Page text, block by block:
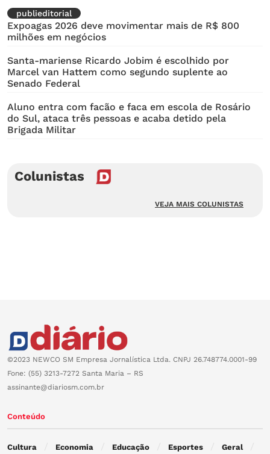
publieditorial
Expoagas 2026 deve movimentar mais de R$ 800
milhões em negócios
Santa-mariense Ricardo Jobim é escolhido por
Marcel van Hattem como segundo suplente ao
Senado Federal
Aluno entra com facão e faca em escola de Rosário
do Sul, ataca três pessoas e acaba detido pela
Brigada Militar
Colunistas
VEJA MAIS COLUNISTAS
©2023 NEWCO SM Empresa Jornalística Ltda. CNPJ 26.748774.0001-99
Fone: (55) 3213-7272 Santa Maria – RS
assinante@diariosm.com.br
Conteúdo
Cultura Economia Educação Esportes Geral